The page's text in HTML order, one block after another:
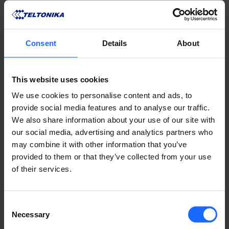
Consent Details About
This website uses cookies
We use cookies to personalise content and ads, to
provide social media features and to analyse our traffic.
We also share information about your use of our site with
our social media, advertising and analytics partners who
may combine it with other information that you’ve
provided to them or that they’ve collected from your use
of their services.
Selection
Necessary
REMOTE
MANAGEMENT
SYSTEM
APRENDA SOBRE RMS